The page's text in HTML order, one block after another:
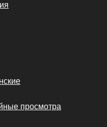
просмотра